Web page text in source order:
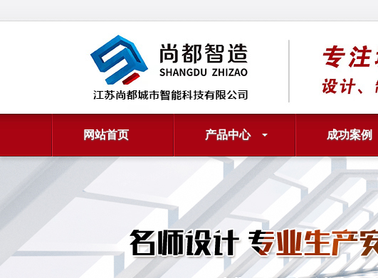
网站首页 产品中心 成功案例